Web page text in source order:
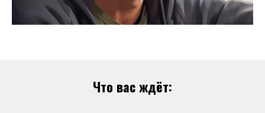
Что вас ждёт: